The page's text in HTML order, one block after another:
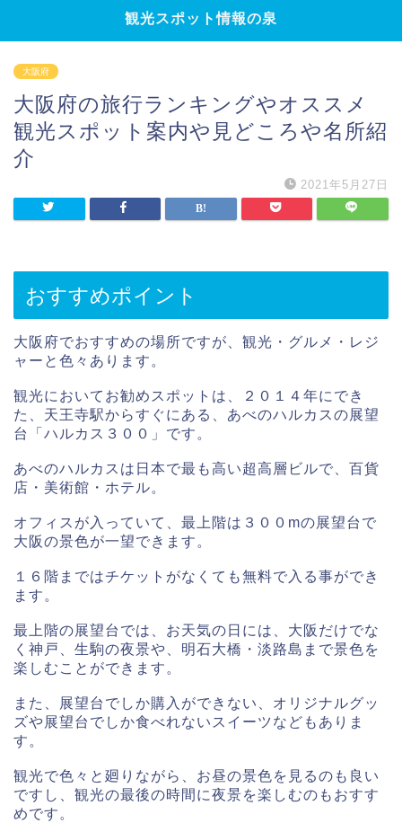
観光スポット情報の泉
大阪府
大阪府の旅行ランキングやオススメ
観光スポット案内や見どころや名所紹
介
2021年5月27日
おすすめポイント
大阪府でおすすめの場所ですが、観光・グルメ・レジ
ャーと色々あります。
観光においてお勧めスポットは、２０１４年にでき
た、天王寺駅からすぐにある、あべのハルカスの展望
台「ハルカス３００」です。
あべのハルカスは日本で最も高い超高層ビルで、百貨
店・美術館・ホテル。
オフィスが入っていて、最上階は３００mの展望台で
大阪の景色が一望できます。
１６階まではチケットがなくても無料で入る事ができ
ます。
最上階の展望台では、お天気の日には、大阪だけでな
く神戸、生駒の夜景や、明石大橋・淡路島まで景色を
楽しむことができます。
また、展望台でしか購入ができない、オリジナルグッ
ズや展望台でしか食べれないスイーツなどもありま
す。
観光で色々と廻りながら、お昼の景色を見るのも良い
ですし、観光の最後の時間に夜景を楽しむのもおすす
めです。